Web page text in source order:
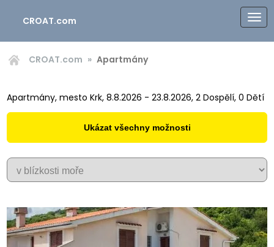
CROAT.com
CROAT.com Apartmány
Apartmány, mesto Krk, 8.8.2026 - 23.8.2026, 2 Dospělí, 0 Dětí
Ukázat všechny možnosti